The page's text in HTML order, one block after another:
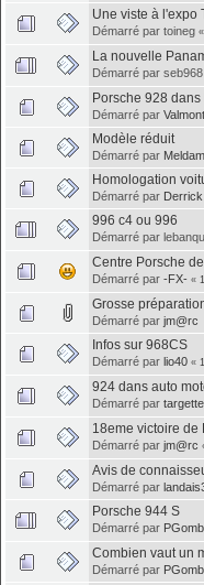
Une viste à l'expo
Démarré par toineg «
La nouvelle
Démarré par seb968
Porsche 928
Démarré par Valmont
Modèle réduit
Démarré par Meldam
Homologation
Démarré par Derrick
996 c4 ou 996
Démarré par
Centre Porsche
Démarré par -FX- « 1
Grosse
Démarré par jm@rc
Infos sur 968CS
Démarré par lio40 « 1
924 dans auto
Démarré par
18eme victoire de
Démarré par jm@rc
Avis de
Démarré par
Porsche 944 S
Démarré par
Combien vaut un
Démarré par